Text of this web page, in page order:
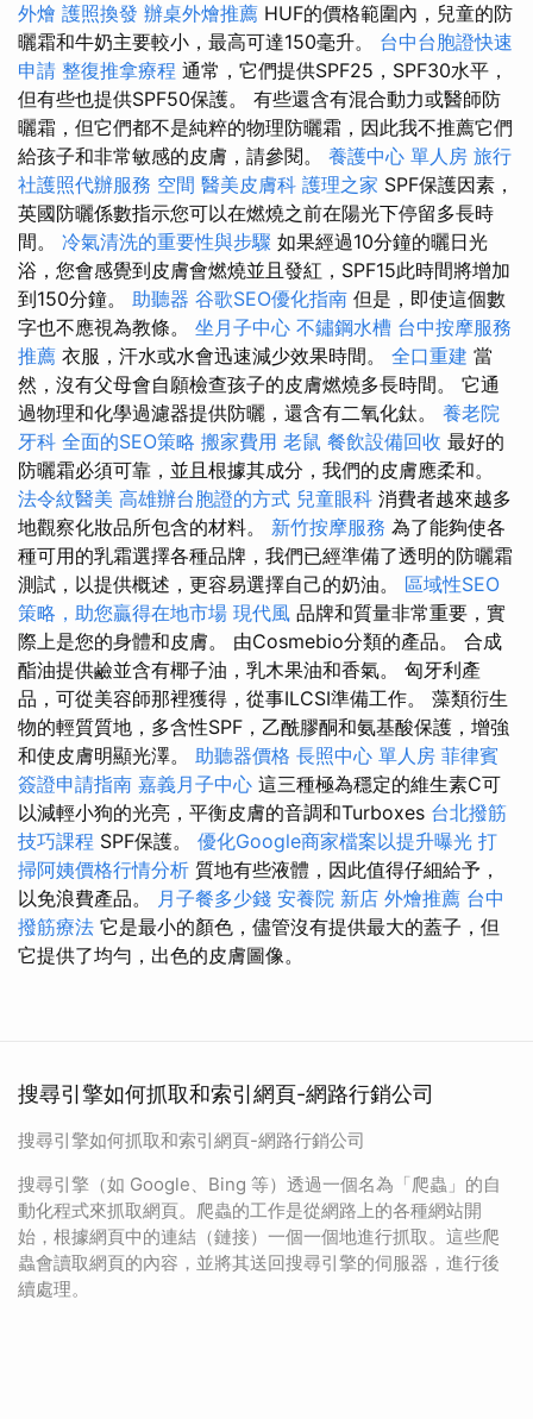
外燴 護照換發 辦桌外燴推薦 HUF的價格範圍內，兒童的防
曬霜和牛奶主要較小，最高可達150毫升。 台中台胞證快速
申請 整復推拿療程 通常，它們提供SPF25，SPF30水平，
但有些也提供SPF50保護。 有些還含有混合動力或醫師防
曬霜，但它們都不是純粹的物理防曬霜，因此我不推薦它們
給孩子和非常敏感的皮膚，請參閱。 養護中心 單人房 旅行
社護照代辦服務 空間 醫美皮膚科 護理之家 SPF保護因素，
英國防曬係數指示您可以在燃燒之前在陽光下停留多長時
間。 冷氣清洗的重要性與步驟 如果經過10分鐘的曬日光
浴，您會感覺到皮膚會燃燒並且發紅，SPF15此時間將增加
到150分鐘。 助聽器 谷歌SEO優化指南 但是，即使這個數
字也不應視為教條。 坐月子中心 不鏽鋼水槽 台中按摩服務
推薦 衣服，汗水或水會迅速減少效果時間。 全口重建 當
然，沒有父母會自願檢查孩子的皮膚燃燒多長時間。 它通
過物理和化學過濾器提供防曬，還含有二氧化鈦。 養老院
牙科 全面的SEO策略 搬家費用 老鼠 餐飲設備回收 最好的
防曬霜必須可靠，並且根據其成分，我們的皮膚應柔和。
法令紋醫美 高雄辦台胞證的方式 兒童眼科 消費者越來越多
地觀察化妝品所包含的材料。 新竹按摩服務 為了能夠使各
種可用的乳霜選擇各種品牌，我們已經準備了透明的防曬霜
測試，以提供概述，更容易選擇自己的奶油。 區域性SEO
策略，助您贏得在地市場 現代風 品牌和質量非常重要，實
際上是您的身體和皮膚。 由Cosmebio分類的產品。 合成
酯油提供鹼並含有椰子油，乳木果油和香氣。 匈牙利產
品，可從美容師那裡獲得，從事ILCSI準備工作。 藻類衍生
物的輕質質地，多含性SPF，乙酰膠酮和氨基酸保護，增強
和使皮膚明顯光澤。 助聽器價格 長照中心 單人房 菲律賓
簽證申請指南 嘉義月子中心 這三種極為穩定的維生素C可
以減輕小狗的光亮，平衡皮膚的音調和Turboxes 台北撥筋
技巧課程 SPF保護。 優化Google商家檔案以提升曝光 打
掃阿姨價格行情分析 質地有些液體，因此值得仔細給予，
以免浪費產品。 月子餐多少錢 安養院 新店 外燴推薦 台中
撥筋療法 它是最小的顏色，儘管沒有提供最大的蓋子，但
它提供了均勻，出色的皮膚圖像。
搜尋引擎如何抓取和索引網頁-網路行銷公司
搜尋引擎如何抓取和索引網頁-網路行銷公司
搜尋引擎（如 Google、Bing 等）透過一個名為「爬蟲」的自
動化程式來抓取網頁。爬蟲的工作是從網路上的各種網站開
始，根據網頁中的連結（鏈接）一個一個地進行抓取。這些爬
蟲會讀取網頁的內容，並將其送回搜尋引擎的伺服器，進行後
續處理。